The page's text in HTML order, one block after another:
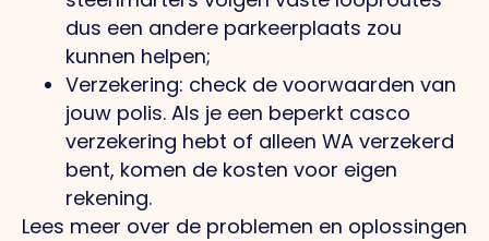
dus een andere parkeerplaats zou
kunnen helpen;
Verzekering: check de voorwaarden van
jouw polis. Als je een beperkt casco
verzekering hebt of alleen WA verzekerd
bent, komen de kosten voor eigen
rekening.
Lees meer over de problemen en oplossingen